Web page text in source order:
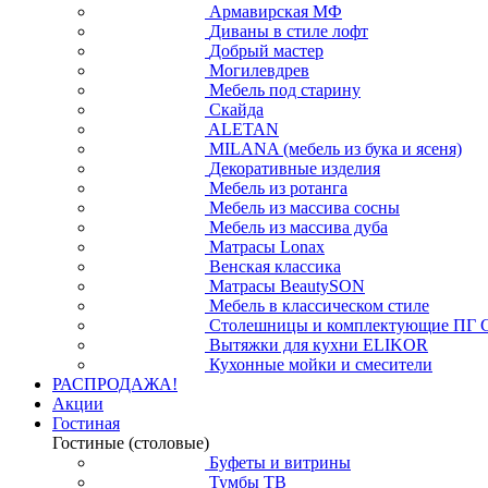
Армавирская МФ
Диваны в стиле лофт
Добрый мастер
Могилевдрев
Мебель под старину
Скайда
ALETAN
MILANA (мебель из бука и ясеня)
Декоративные изделия
Мебель из ротанга
Мебель из массива сосны
Мебель из массива дуба
Матрасы Lonax
Венская классика
Матрасы BeautySON
Мебель в классическом стиле
Столешницы и комплектующие ПГ
Вытяжки для кухни ELIKOR
Кухонные мойки и смесители
РАСПРОДАЖА!
Акции
Гостиная
Гостиные (столовые)
Буфеты и витрины
Тумбы ТВ